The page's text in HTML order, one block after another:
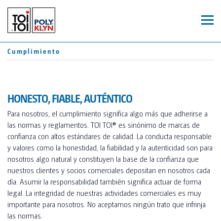
CA
ES
FR
ASEOS
TOI® ROCKY
TOI® ROCKY DUO
TOI® GREEN
TOI® HYGIENE+
TOI® WATER UP
TOI® WATER
MÓDULOS
REMOLQUES
JOHN PRIVY
SERVICIOS
Cumplimiento
HONESTO, FIABLE, AUTÉNTICO
Para nosotros, el cumplimiento significa algo más que adherirse a
las normas y reglamentos. TOI TOI® es sinónimo de marcas de
confianza con altos estándares de calidad. La conducta responsable
y valores como la honestidad, la fiabilidad y la autenticidad son para
nosotros algo natural y constituyen la base de la confianza que
nuestros clientes y socios comerciales depositan en nosotros cada
día. Asumir la responsabilidad también significa actuar de forma
legal. La integridad de nuestras actividades comerciales es muy
importante para nosotros. No aceptamos ningún trato que infrinja
las normas.